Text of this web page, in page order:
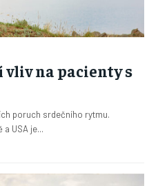
na pacienty s
poruch srdečního rytmu.
USA je...